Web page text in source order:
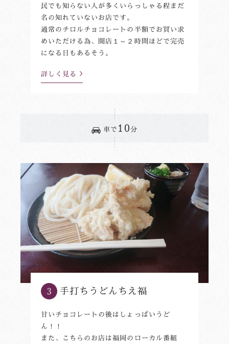
民でも知らない人が多くいらっしゃる程まだ
名の知れていないお店です。
通常のチロルチョコレートの半額でお買い求
めいただける為、開店１～２時間ほどで完売
になる日もあるそう。
詳しく見る
車で 10分
手打ちうどんちえ福
甘いチョコレートの後はしょっぱいうど
ん！！
また、こちらのお店は福岡のローカル番組